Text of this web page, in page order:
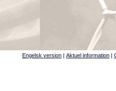
Engelsk version | Aktuel information |